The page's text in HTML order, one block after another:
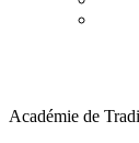
Académie de